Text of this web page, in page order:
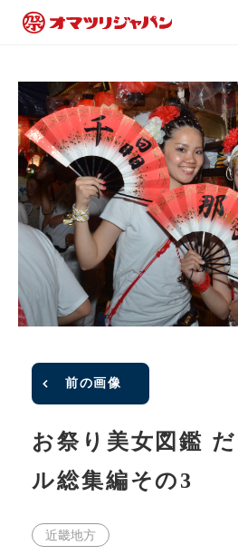
前の画像
お祭り美女図鑑
ル総集編その3
近畿地方